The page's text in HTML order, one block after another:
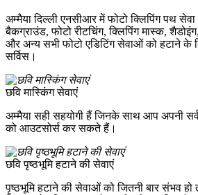
अम्मैया दिल्ली एनसीआर में फोटो क्लिपिंग पथ
बैकग्राउंड, फोटो रीटचिंग, क्लिपिंग मास्क,
और अन्य सभी फोटो एडिटिंग सेवाओं को हटाने के
सर्विस।
छवि मास्किंग सेवाएं
अम्मैया सही सहयोगी हैं जिनके साथ आप अपनी
को आउटसोर्स कर सकते हैं।
छवि पृष्ठभूमि हटाने की सेवाएं
पृष्ठभूमि हटाने की सेवाओं को जितनी बार संभव हो